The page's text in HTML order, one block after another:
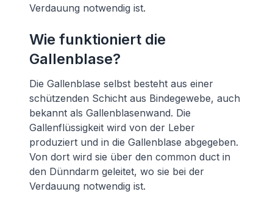
Verdauung notwendig ist.
Wie funktioniert die
Gallenblase?
Die Gallenblase selbst besteht aus einer
schützenden Schicht aus Bindegewebe, auch
bekannt als Gallenblasenwand. Die
Gallenflüssigkeit wird von der Leber
produziert und in die Gallenblase abgegeben.
Von dort wird sie über den common duct in
den Dünndarm geleitet, wo sie bei der
Verdauung notwendig ist.